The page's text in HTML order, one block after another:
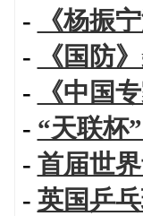
-
《杨振
-
《国防
-
《中国
- “天联杯
- 首届世
- 英国乒